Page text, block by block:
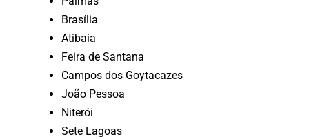
Brasília
Atibaia
Feira de Santana
Campos dos Goytacazes
João Pessoa
Niterói
Sete Lagoas